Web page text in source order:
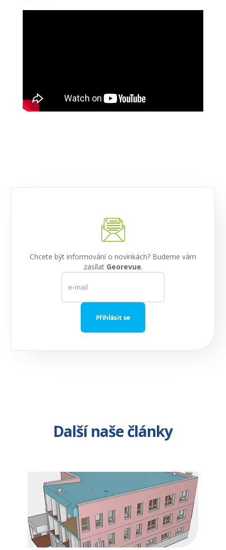
Chcete být informování o novinkách? Budeme vám
zasílat Georevue.
Další naše články